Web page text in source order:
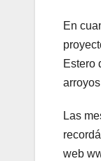
En
Estero
Las
web